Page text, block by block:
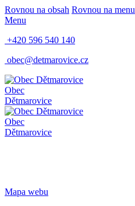
Rovnou na obsah Rovnou na menu
Menu
+420 596 540 140
obec@detmarovice.cz
Obec
Dětmarovice
Obec
Dětmarovice
Mapa webu